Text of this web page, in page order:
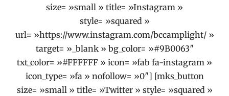
size= »small » title= »Instagram »
style= »squared »
url= »https://www.instagram.com/bccamplight/ »
target= »_blank » bg_color= »#9B0063″
txt_color= »#FFFFFF » icon= »fab fa-instagram »
icon_type= »fa » nofollow= »0″] [mks_button
size= »small » title= »Twitter » style= »squared »